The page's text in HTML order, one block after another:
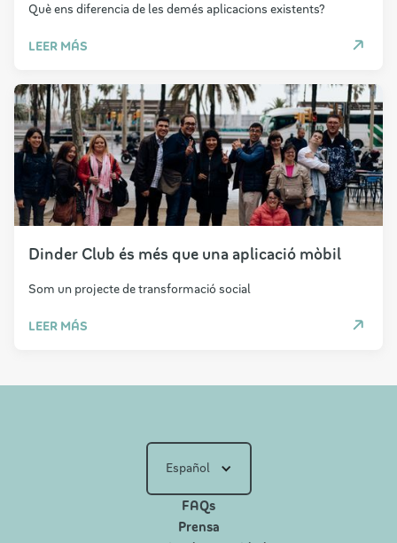
Què ens diferencia de les demés aplicacions existents?
LEER MÁS
Dinder Club és més que una aplicació mòbil
Som un projecte de transformació social
LEER MÁS
Español
FAQs
Prensa